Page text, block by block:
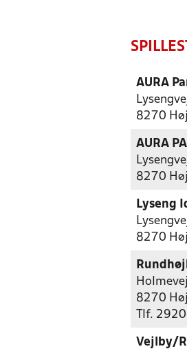
AURA
8270
AURA
8270
Lyseng
8270
8270
Tlf.
Vejlby/